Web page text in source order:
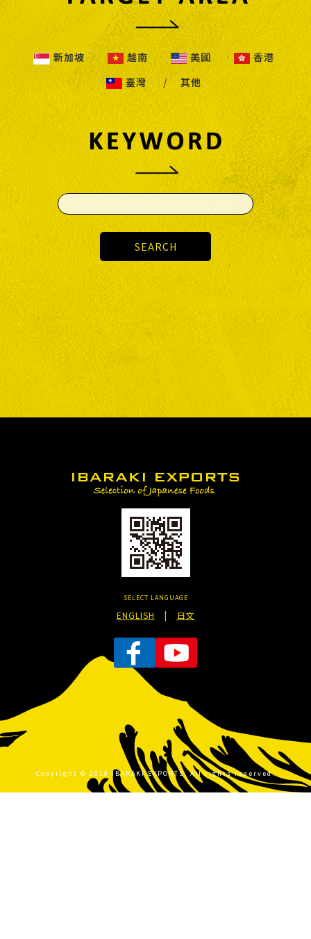
新加坡 越南 美國
香港
臺灣
其他
SELECT LANGUAGE
ENGLISH | 日文
Copyright © 2019 IBARAKI EXPORTS. All rights reserved.